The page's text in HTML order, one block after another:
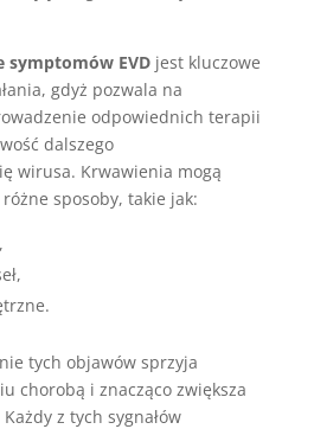
symptomów EVDjest kluczowe
gdyż pozwala na
odpowiednich terapii
dalszego
wirusa. Krwawienia mogą
sposoby, takie jak:
tych objawów sprzyja
chorobą i znacząco zwiększa
z tych sygnałów